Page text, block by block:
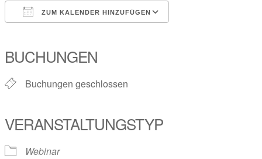
ZUM KALENDER HINZUFÜGEN
BUCHUNGEN
Buchungen geschlossen
VERANSTALTUNGSTYP
Webinar